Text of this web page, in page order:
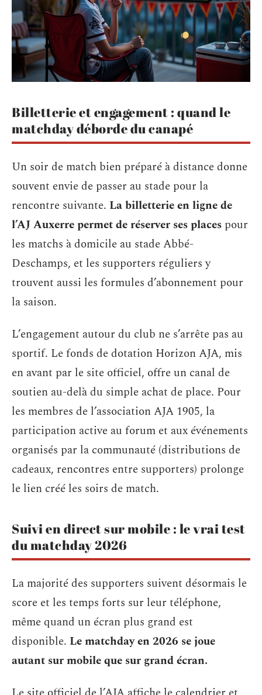
Billetterie et engagement : quand le
matchday déborde du canapé
Un soir de match bien préparé à distance donne
souvent envie de passer au stade pour la
rencontre suivante. La billetterie en ligne de
l’AJ Auxerre permet de réserver ses places pour
les matchs à domicile au stade Abbé-
Deschamps, et les supporters réguliers y
trouvent aussi les formules d’abonnement pour
la saison.
L’engagement autour du club ne s’arrête pas au
sportif. Le fonds de dotation Horizon AJA, mis
en avant par le site officiel, offre un canal de
soutien au-delà du simple achat de place. Pour
les membres de l’association AJA 1905, la
participation active au forum et aux événements
organisés par la communauté (distributions de
cadeaux, rencontres entre supporters) prolonge
le lien créé les soirs de match.
Suivi en direct sur mobile : le vrai test
du matchday 2026
La majorité des supporters suivent désormais le
score et les temps forts sur leur téléphone,
même quand un écran plus grand est
disponible. Le matchday en 2026 se joue
autant sur mobile que sur grand écran.